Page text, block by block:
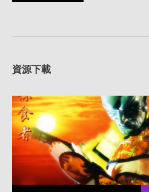
資源下載